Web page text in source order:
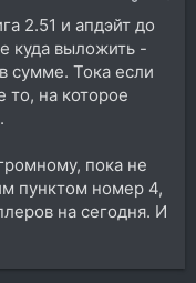
2.51 и апдэйт до
куда выложить -
сумме. Тока если
то, на которое
пока не
пунктом номер 4,
на сегодня. И